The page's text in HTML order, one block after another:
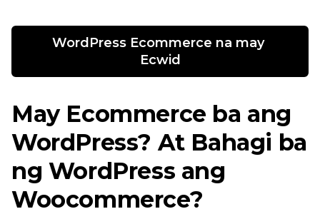
WordPress Ecommerce na may
Ecwid
May Ecommerce ba ang
WordPress? At Bahagi ba
ng WordPress ang
Woocommerce?